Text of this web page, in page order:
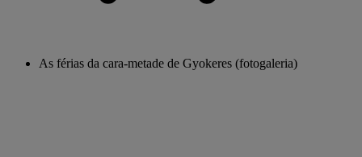
As férias da cara-metade de Gyokeres (fotogaleria)